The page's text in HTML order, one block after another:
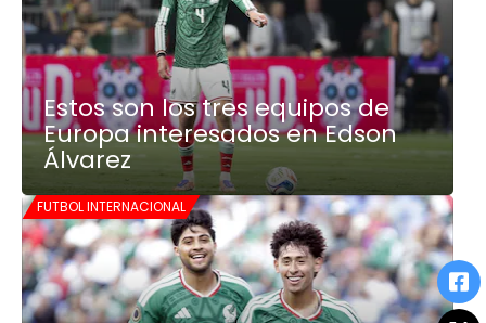
Estos son los tres equipos de
Europa interesados en Edson
Álvarez
FUTBOL INTERNACIONAL